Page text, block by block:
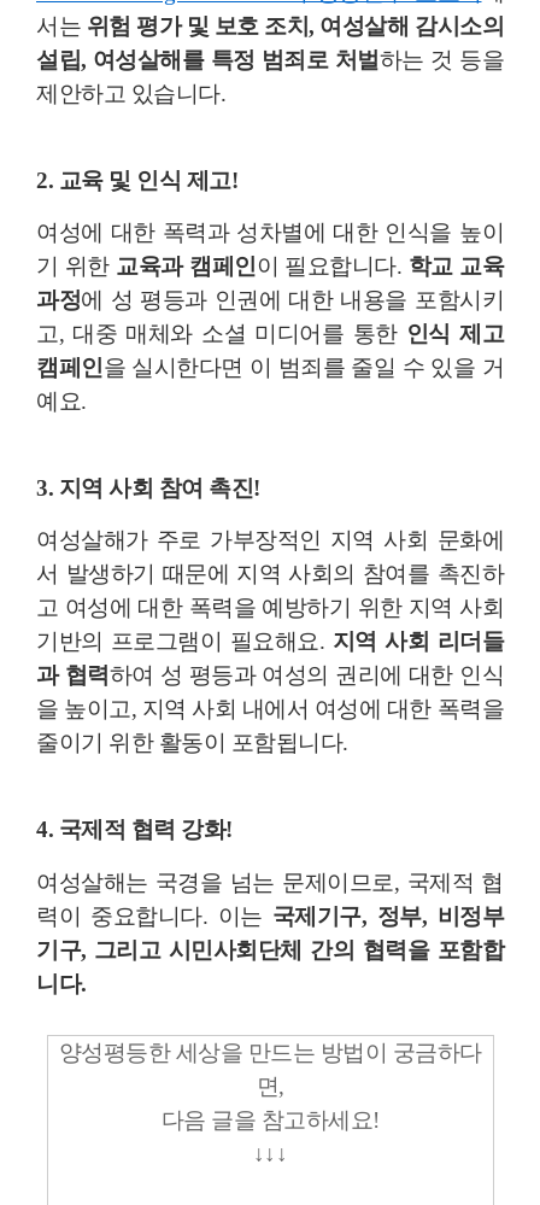
서는 위험 평가 및 보호 조치, 여성살해 감시소의
설립, 여성살해를 특정 범죄로 처벌하는 것 등을
제안하고 있습니다.
2. 교육 및 인식 제고!
여성에 대한 폭력과 성차별에 대한 인식을 높이
기 위한 교육과 캠페인이 필요합니다. 학교 교육
과정에 성 평등과 인권에 대한 내용을 포함시키
고, 대중 매체와 소셜 미디어를 통한 인식 제고
캠페인을 실시한다면 이 범죄를 줄일 수 있을 거
예요.
3. 지역 사회 참여 촉진!
여성살해가 주로 가부장적인 지역 사회 문화에
서 발생하기 때문에 지역 사회의 참여를 촉진하
고 여성에 대한 폭력을 예방하기 위한 지역 사회
기반의 프로그램이 필요해요. 지역 사회 리더들
과 협력하여 성 평등과 여성의 권리에 대한 인식
을 높이고, 지역 사회 내에서 여성에 대한 폭력을
줄이기 위한 활동이 포함됩니다.
4. 국제적 협력 강화!
여성살해는 국경을 넘는 문제이므로, 국제적 협
력이 중요합니다. 이는 국제기구, 정부, 비정부
기구, 그리고 시민사회단체 간의 협력을 포함합
니다.
양성평등한 세상을 만드는 방법이 궁금하다
면,
다음 글을 참고하세요!
↓↓↓